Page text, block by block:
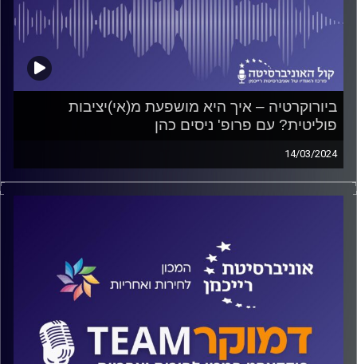
ביורוקרטיה – איך היא מושפעת מ(אי)יציבות
פוליטית? עם פרופ' ניסים כהן
14/03/2024
פודקאסט המכון לחירות ואחריות באוניברסיטת רייכמן
על אי-יציבות פוליטית והשפעתה על השירות הציבורי ואיך זה
על כל אלה ועוד משוחח ד"ר חיים וייצמן עם פרופ' ניסים כהן
המכון לחירות ואחריות